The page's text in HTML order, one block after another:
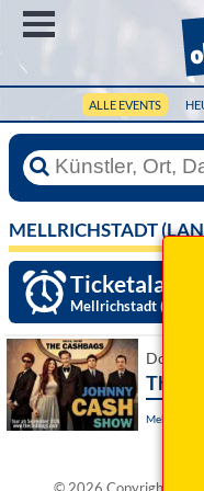
ALLE EVENTS
MELLRICHSTADT
Ticketalarm
Mellrichstadt
Do 22.
The